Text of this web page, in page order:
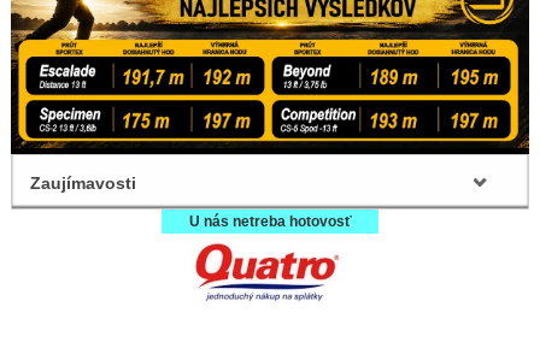
Zaujímavosti
U nás netreba hotovosť